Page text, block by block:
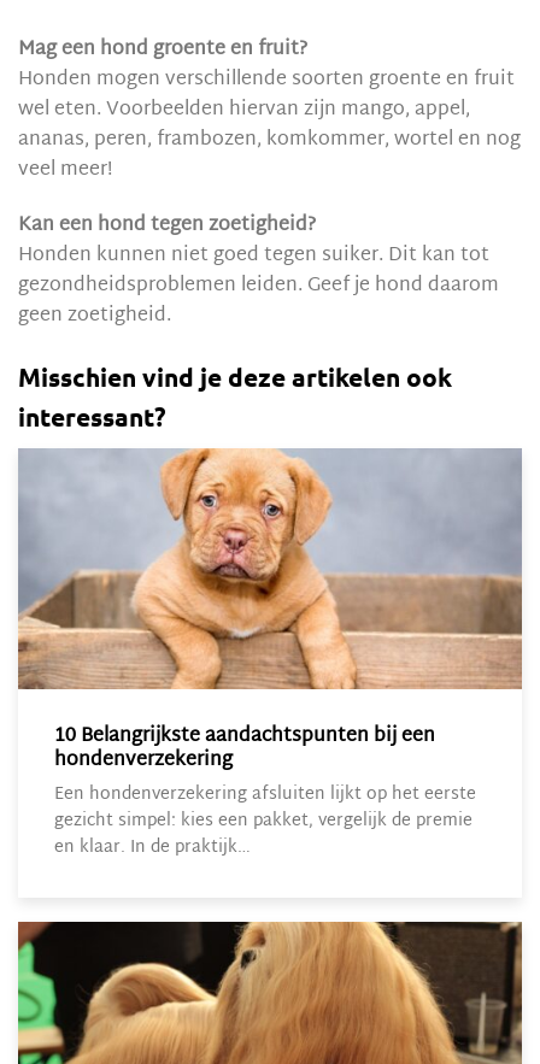
Mag een hond groente en fruit?
Honden mogen verschillende soorten groente en fruit
wel eten. Voorbeelden hiervan zijn mango, appel,
ananas, peren, frambozen, komkommer, wortel en nog
veel meer!
Kan een hond tegen zoetigheid?
Honden kunnen niet goed tegen suiker. Dit kan tot
gezondheidsproblemen leiden. Geef je hond daarom
geen zoetigheid.
Misschien vind je deze artikelen ook
interessant?
10 Belangrijkste aandachtspunten bij een
hondenverzekering
Een hondenverzekering afsluiten lijkt op het eerste
gezicht simpel: kies een pakket, vergelijk de premie
en klaar. In de praktijk…